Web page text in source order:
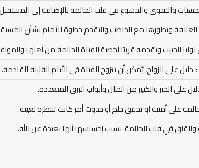
والتقوى والخشوع في قلب الحالمة بالإضافة إلى
وتطورها مع الخاطب والتقدم خطوة للأمام بشأن
الحبيب وتقدمه قريبًا لخطبة الفتاة الحالمة من أهلها
دليل على الزواج، يُمكن أن تتزوج الفتاة في الأيام القليلة القادمة.
على الخير والكثير من المال وأبواب الرزق المتعددة.
على أمنية او تحقق حلم أو حدوث أمر كانت تنتظره بعينه.
والقلق في قلب الحالمة بسبب إحساسها أنها بعيدة عن الله.